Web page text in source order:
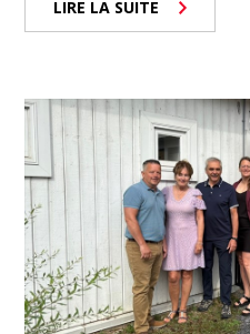
LIRE LA SUITE